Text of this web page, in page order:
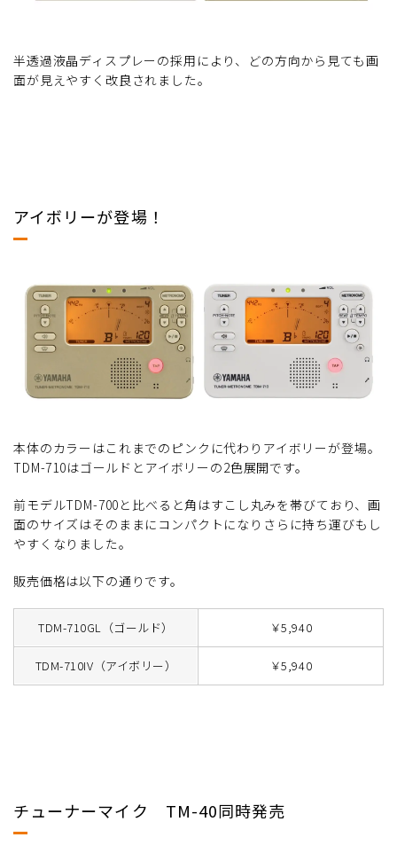
半透過液晶ディスプレーの採用により、どの方向から見ても画
面が見えやすく改良されました。
アイボリーが登場！
本体のカラーはこれまでのピンクに代わりアイボリーが登場。
TDM-710はゴールドとアイボリーの2色展開です。
前モデルTDM-700と比べると角はすこし丸みを帯びており、画
面のサイズはそのままにコンパクトになりさらに持ち運びもし
やすくなりました。
販売価格は以下の通りです。
TDM-710GL（ゴールド） ￥5,940
TDM-710IV（アイボリー） ￥5,940
チューナーマイク TM-40同時発売